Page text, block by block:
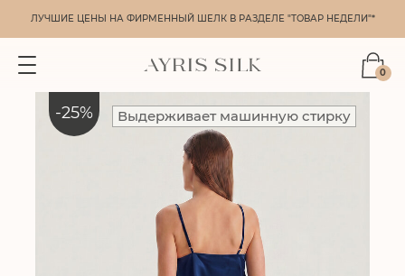
ЛУЧШИЕ ЦЕНЫ НА ФИРМЕННЫЙ ШЕЛК В РАЗДЕЛЕ "ТОВАР НЕДЕЛИ"*
0
-25% Выдерживает машинную стирку